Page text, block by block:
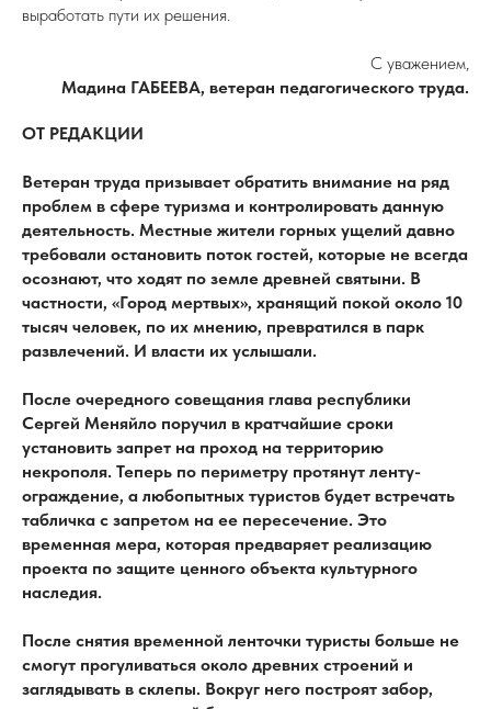
выработать пути их решения.
С уважением,
Мадина ГАБЕЕВА, ветеран педагогического труда.
ОТ РЕДАКЦИИ
Ветеран труда призывает обратить внимание на ряд
проблем в сфере туризма и контролировать данную
деятельность. Местные жители горных ущелий давно
требовали остановить поток гостей, которые не всегда
осознают, что ходят по земле древней святыни. В
частности, «Город мертвых», хранящий покой около 10
тысяч человек, по их мнению, превратился в парк
развлечений. И власти их услышали.
После очередного совещания глава республики
Сергей Меняйло поручил в кратчайшие сроки
установить запрет на проход на территорию
некрополя. Теперь по периметру протянут ленту-
ограждение, а любопытных туристов будет встречать
табличка с запретом на ее пересечение. Это
временная мера, которая предваряет реализацию
проекта по защите ценного объекта культурного
наследия.
После снятия временной ленточки туристы больше не
смогут прогуливаться около древних строений и
заглядывать в склепы. Вокруг него построят забор,